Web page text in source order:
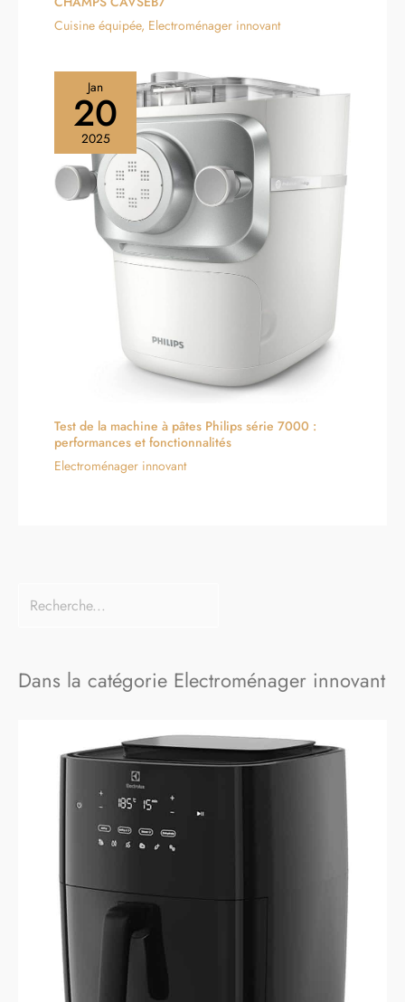
Cuisine équipée, Electroménager innovant
Jan
20
2025
Test de la machine à pâtes Philips série 7000 :
performances et fonctionnalités
Electroménager innovant
Dans la catégorie Electroménager innovant